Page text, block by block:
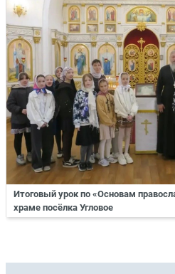
Итоговый урок по «Основам
храме посёлка Угловое